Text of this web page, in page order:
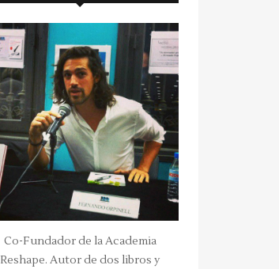
Co-Fundador de la Academia
Reshape. Autor de dos libros y